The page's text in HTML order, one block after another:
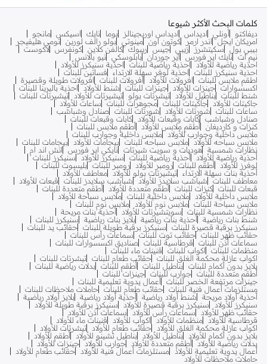
كلمات البحث الأكثر شيوعا
ديفاكتو أونلي اديداس اديداس اوريجينالز بوما نايك اسيكس مانجو
امريكان ايجل
اندر ارمر كوتون اون مينوتي بولو رالف لورين تومي هليفيجر
بيبي بول
سكيتشرز زيبي جيس ريبوك كالفن كلاين كونفرس لاكوست
نيم ات نايك اير فورس اير جوردان بابلوسكي نيو بالانس
احذية رياضية للأولاد
احذية رياضية للبنات
احذية سنيكرز للأولاد
احذية سنيكرز للبنات
احذية لوفر سهلة الارتداء
فساتين للبنات
اطقم ملابس للبنات
افرولات للأولاد افرولات للبنات
افرولات طويلة وقصيرة
اكسسوارات جينزات للأولاد جينزات للبنات شنط للأولاد
احذية باليرينا للبنات
شنط للبنات بناطيل للأولاد تيشرتات بولو تيشيرتات للأولاد
تيشيرتات للبنات
جاكيتات للأولاد
جاكيتات للبنات مجوهرات للبنات
ساعات للأولاد
ساعات للبنات
شورتات للأولاد شورتات للبنات صنادل وشباشب
صنادل وشباشب كابات وقبعات للأولاد
كابات وقبعات للبنات
كنزات و كارديغان أطقم ملابس للأولاد
أطقم ملابس للبنات
ملابس داخلية وجوارب للأولاد
ملابس داخلية وجوارب للبنات
ملابس سباحه للأولاد ملابس سباحه للبنات بيجامات للأولاد
بيجامات للبنات
نظارات شمسية هوديات و سويت شيرتات نايكي اير فورس
اتش اند ام
أحذية رياضية للأولاد أحذية رياضية للبنات سنيكرز للأولاد
سنيكرز للبنات
لوفرز للأولاد
أطقم للبنات رومبر للأولاد رومبر للبنات بليسوت للبنات
أحذية بنات سهلة الارتداء
تيشيرتات بولو للأولاد معاطف للأولاد
معاطف للبنات
شباشب سلايدز للأولاد شباشب سلايدز للبنات
قبعات للأولاد
قبعات للبنات كنزات للبنات أطقم متعددة للأولاد
أطقم متعددة للبنات
ملابس داخلية للأولاد
ملابس داخلية للبنات ملابس سباحة للأولاد
ملابس سباحة للبنات ملابس نوم للأولاد
ملابس نوم للبنات
نظارات شمسية للبنات
سويتشيرتات للأولاد
أحذية بنات مريحة
شنط بنات رياضية أحذية بنات رياضية بلايز بنات رياضية
سنيكرز للبنات
سنيكرز برقبة قصيرة للبنات
سنيكرز برقبة طويلة للبنات حقائب يد للبنات
حقائب ظهر للبنات حقائب توت للبنات
سماعات رأس للبنات
سماعات أذن للبنات
قرطاسية للبنات صناديق اكسسوارات للبنات
منظمات للبنات
اكواب للبنات
قنينات ماء للبنات
اكواب عازلة محكمة الغلق للبنات حقائب طعام للبنات تيشرتات للبنات
بلايز بدون أكمام للبنات بناطيل للبنات أطقم للبنات بدلات رياضية للبنات
أطقم متعددة للبنات جوارب للبنات جينزات للبنات
جينزات مرتفعة الخصر للبنات أعمال يدوية تعليمية للبنات
مستلزمات أعمال فنية للبنات حقائب طعام للبنات حاملات ملاحظات للبنات
أحذية أولاد مريحة
شنط أولاد رياضية أحذية أولاد رياضية بلايز أولاد رياضية
سنيكرز للأولاد
سنيكرز برقبة قصيرة للأولاد
سنيكرز برقبة طويلة للأولاد
حقائب ظهر للأولاد
سماعات رأس للأولاد
سماعات أذن للأولاد
قرطاسية للأولاد منظمات للأولاد اكواب للأولاد
قنينات ماء للأولاد
اكواب عازلة محكمة الغلق للأولاد
حقائب طعام للأولاد
تيشرتات للأولاد
بلايز بدون أكمام للأولاد
بناطيل للأولاد بناطيل تشينو للأولاد
أطقم للأولاد
بدلات رياضية للأولاد أطقم متعددة للأولاد جوارب للأولاد جينزات للأولاد
أعمال يدوية تعليمية للأولاد
مستلزمات أعمال فنية للأولاد
حقائب طعام للأولاد
حاملات ملاحظات للأولاد